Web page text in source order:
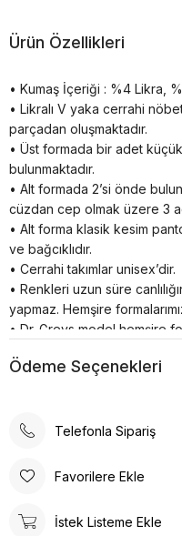
Ürün Özellikleri
• Kumaş İçeriği : %4 Likra,
• Likralı V yaka cerrahi
parçadan oluşmaktadır.
• Üst formada bir adet
bulunmaktadır.
• Alt formada 2’si önde
cüzdan cep olmak üzere 3
• Alt forma klasik kesim
ve bağcıklıdır.
• Cerrahi takımlar unisex’dir.
• Renkleri uzun süre
yapmaz. Hemşire
• Dr. Greys model hemşire
• Doktor forması yarasa kol
bulundurarak sipariş
• 30°’de kısa programda
Ödeme Seçenekleri
Telefonla Sipariş
Favorilere Ekle
İstek Listeme Ekle